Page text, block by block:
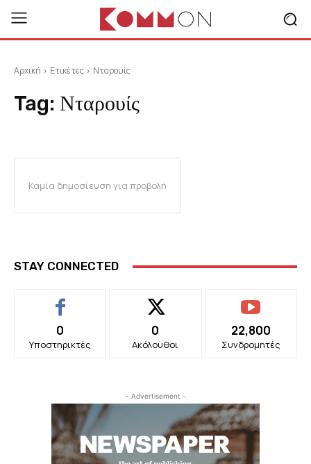
Αρχική Ετικέτες Νταρουίς
Tag: Νταρουίς
Καμία δημοσίευση για προβολή
STAY CONNECTED
0
Υποστηρικτές
0
Ακόλουθοι
22,800
Συνδρομητές
- Advertisement -